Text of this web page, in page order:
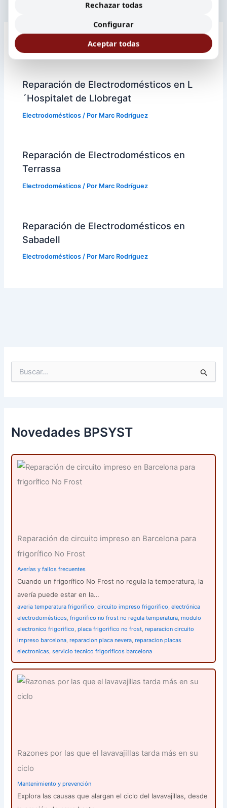
Entradas relacionadas
Reparación de Electrodomésticos en L
´Hospitalet de Llobregat
Electrodomésticos / Por Marc Rodríguez
Reparación de Electrodomésticos en
Terrassa
Electrodomésticos / Por Marc Rodríguez
Reparación de Electrodomésticos en
Sabadell
Electrodomésticos / Por Marc Rodríguez
p
o
:
Novedades BPSYST
Reparación de circuito impreso en Barcelona para
frigorífico No Frost
Averías y fallos frecuentes
Cuando un frigorífico No Frost no regula la temperatura, la
avería puede estar en la…
averia temperatura frigorifico,circuito impreso frigorifico,electrónica
electrodomésticos,frigorifico no frost no regula temperatura,modulo
electronico frigorifico,placa frigorifico no frost,reparacion circuito
impreso barcelona,reparacion placa nevera,reparacion placas
electronicas,servicio tecnico frigorificos barcelona
Razones por las que el lavavajillas tarda más en su
ciclo
Mantenimiento y prevención
Explora las causas que alargan el ciclo del lavavajillas, desde
Rechazar todas
Configurar
Aceptar todas